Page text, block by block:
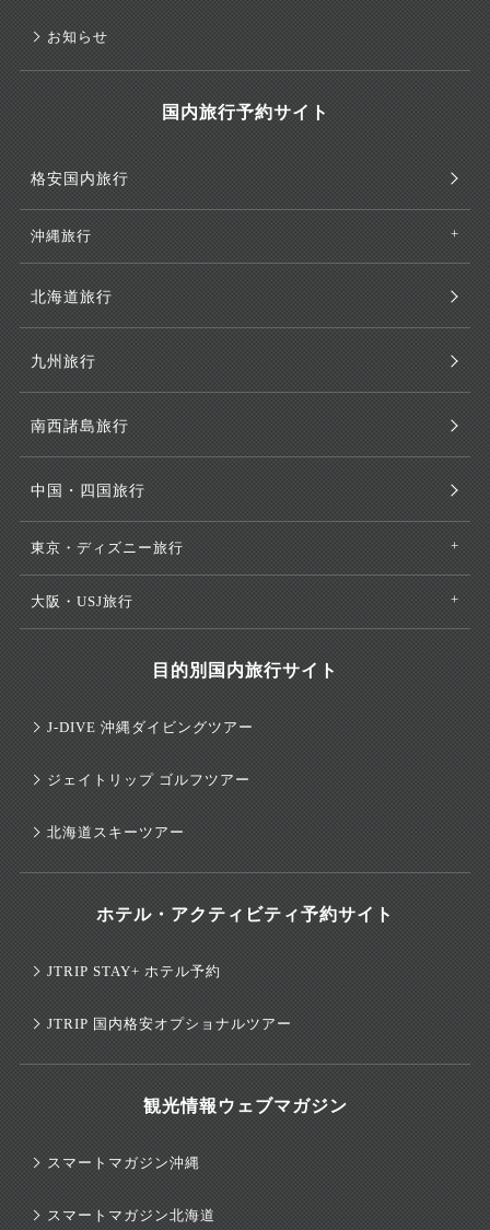
お知らせ
国内旅行予約サイト
格安国内旅行
沖縄旅行
北海道旅行
九州旅行
南西諸島旅行
中国・四国旅行
東京・ディズニー旅行
大阪・USJ旅行
目的別国内旅行サイト
J-DIVE 沖縄ダイビングツアー
ジェイトリップ ゴルフツアー
北海道スキーツアー
ホテル・アクティビティ予約サイト
JTRIP STAY+ ホテル予約
JTRIP 国内格安オプショナルツアー
観光情報ウェブマガジン
スマートマガジン沖縄
スマートマガジン北海道